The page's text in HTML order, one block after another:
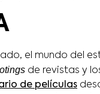
el mundo del
de revistas y
de películas